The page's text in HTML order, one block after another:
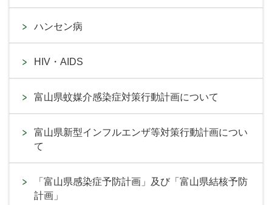
ハンセン病
HIV・AIDS
富山県蚊媒介感染症対策行動計画について
富山県新型インフルエンザ等対策行動計画につい
て
「富山県感染症予防計画」及び「富山県結核予防
計画」